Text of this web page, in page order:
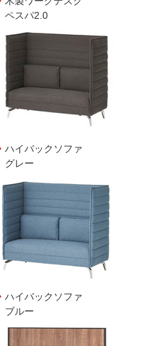
ペスパ2.0
ハイバックソファ
グレー
ハイバックソファ
ブルー